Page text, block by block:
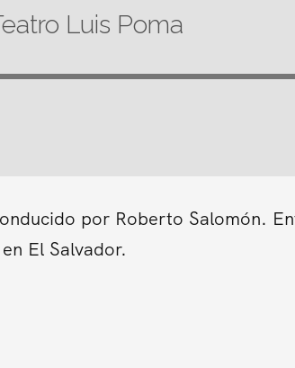
Luis Poma
por Roberto Salomón.
El Salvador.